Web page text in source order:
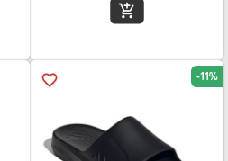
add_shopping_cart
favorite_border -11%